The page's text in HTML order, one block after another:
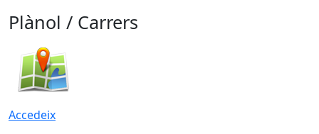
Plànol / Carrers
Accedeix